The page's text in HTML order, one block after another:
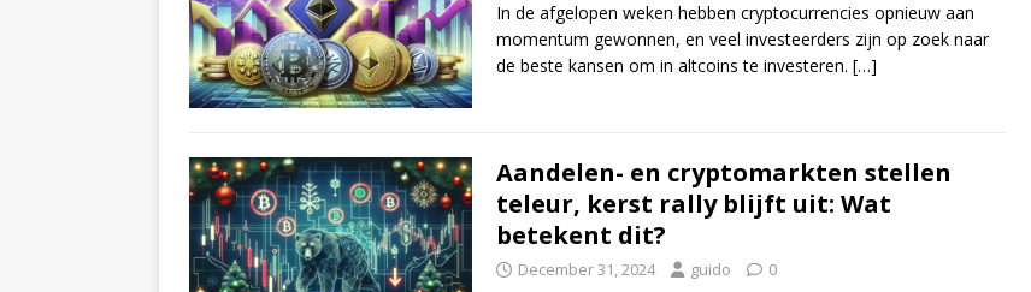
In de afgelopen weken hebben cryptocurrencies opnieuw aan
momentum gewonnen, en veel investeerders zijn op zoek naar
de beste kansen om in altcoins te investeren. […]
Aandelen- en cryptomarkten stellen
teleur, kerst rally blijft uit: Wat
betekent dit?
December 31, 2024 guido 0